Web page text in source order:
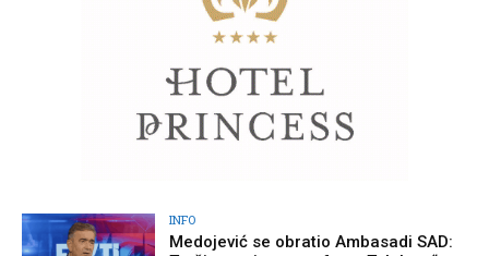
INFO
Medojević se obratio Ambasadi SAD: